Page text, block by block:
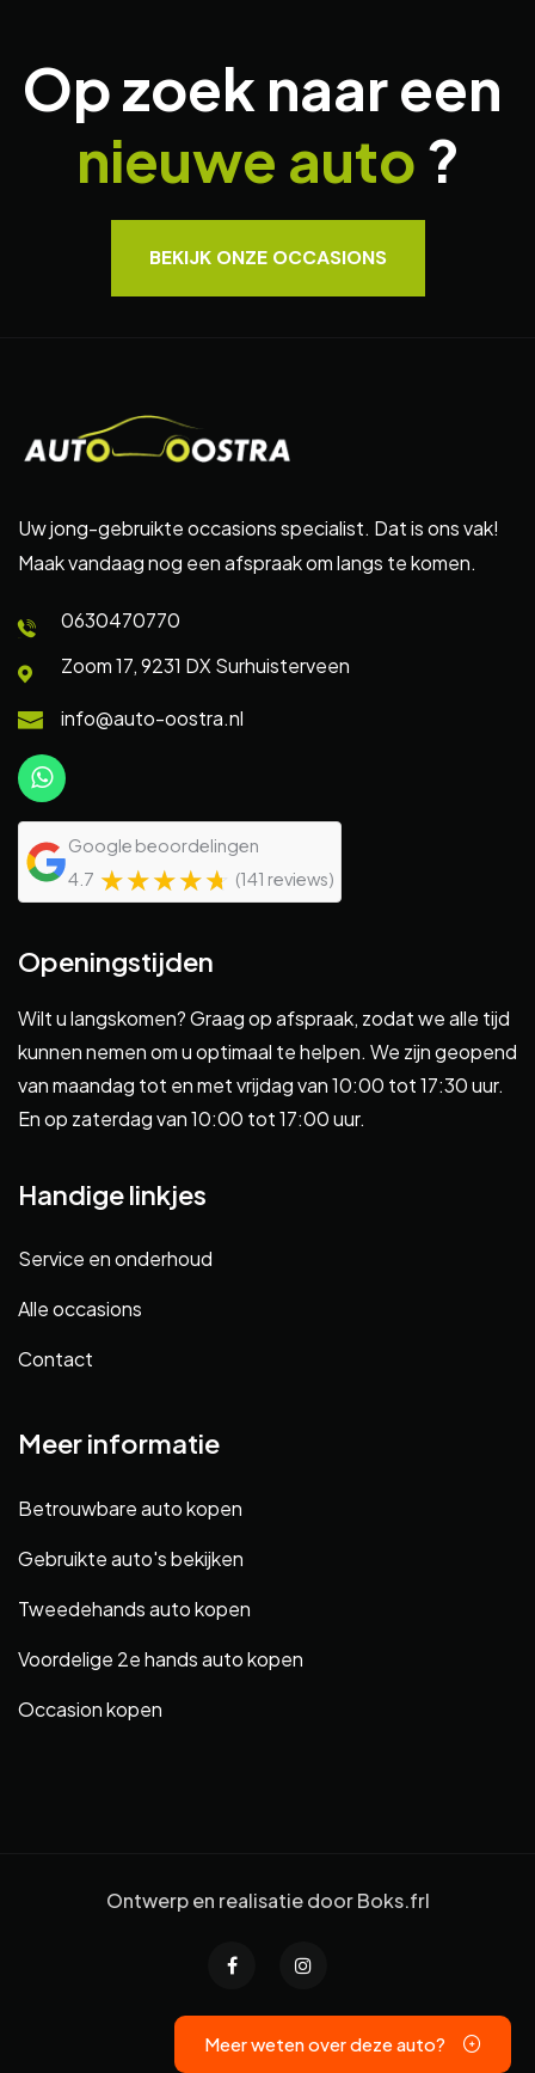
Meer weten over deze auto?
Op zoek naar een
nieuwe auto?
BEKIJK ONZE OCCASIONS
Uw jong-gebruikte occasions specialist. Dat is ons vak!
Maak vandaag nog een afspraak om langs te komen.
0630470770
Zoom 17, 9231 DX Surhuisterveen
info@auto-oostra.nl
Google beoordelingen
4.7 ☆☆☆☆☆
★★★★★ (141 reviews)
Openingstijden
Wilt u langskomen? Graag op afspraak, zodat we alle tijd
kunnen nemen om u optimaal te helpen. We zijn geopend
van maandag tot en met vrijdag van 10:00 tot 17:30 uur.
En op zaterdag van 10:00 tot 17:00 uur.
Handige linkjes
Service en onderhoud
Alle occasions
Contact
Meer informatie
Betrouwbare auto kopen
Gebruikte auto's bekijken
Tweedehands auto kopen
Voordelige 2e hands auto kopen
Occasion kopen
Ontwerp en realisatie doorBoks.frl
Privacyverklaring